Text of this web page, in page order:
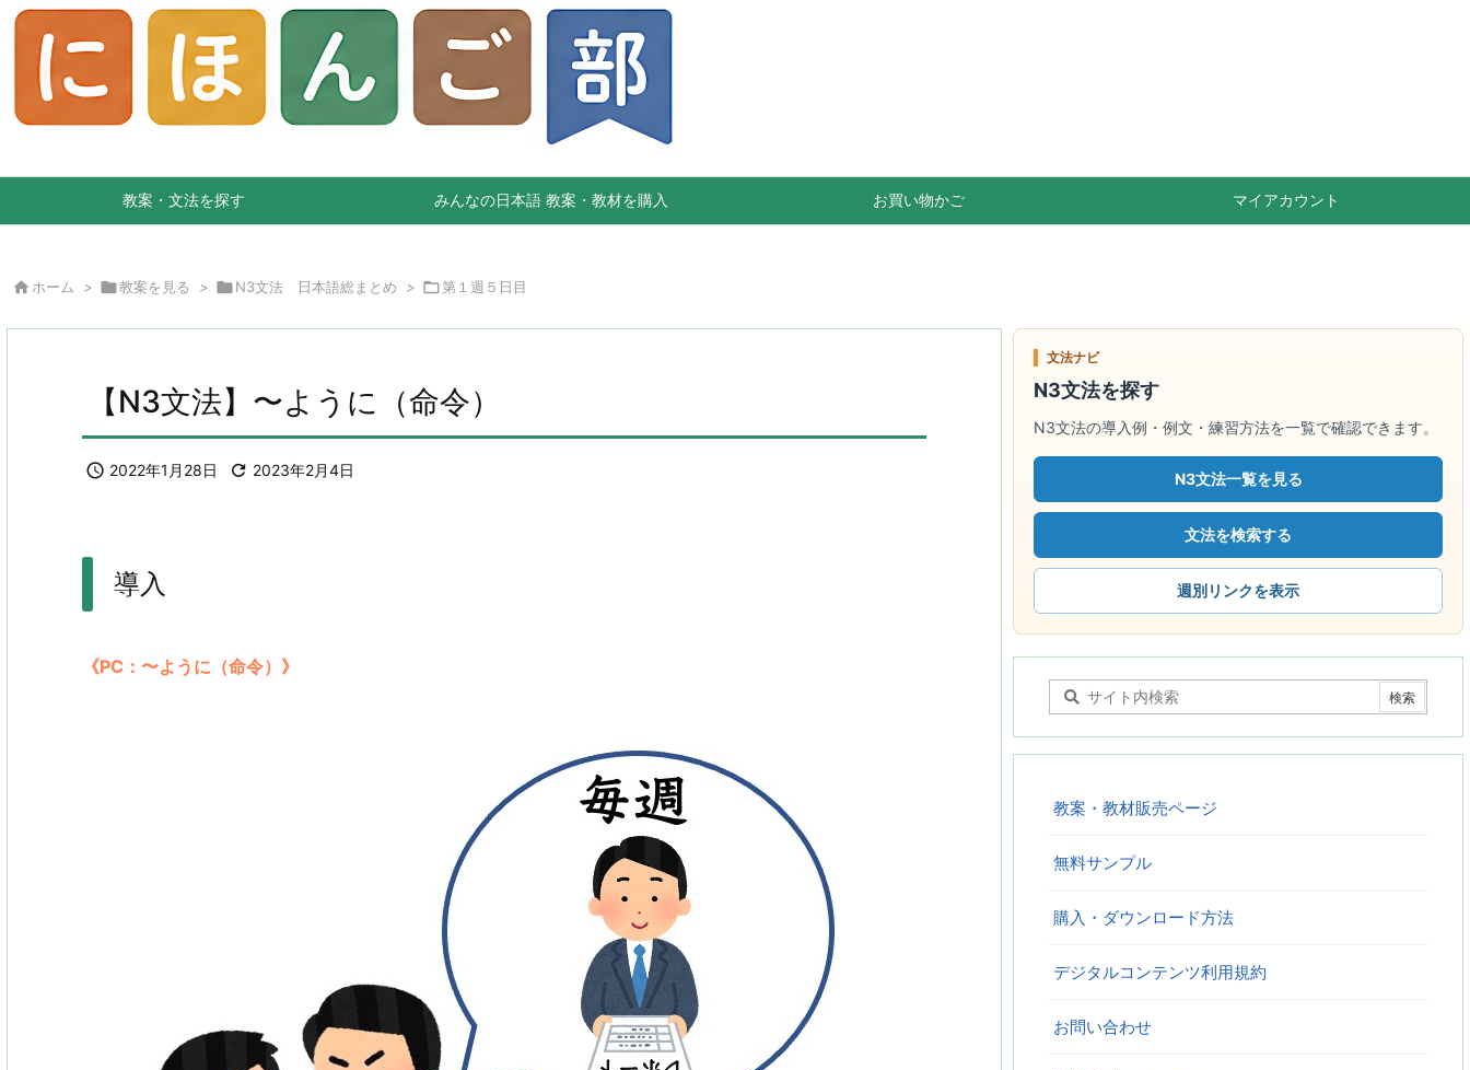
教案・文法を探す みんなの日本語 教案・教材を購入 お買い物かご マイアカウント
 ホーム > 教案を見る > N3文法 日本語総まとめ > 第１週５日目
【N3文法】〜ように（命令）
 2022年1月28日  2023年2月4日
導入
《PC：〜ように（命令）》
文法ナビ
N3文法を探す
N3文法の導入例・例文・練習方法を一覧で確認できます。
N3文法一覧を見る
文法を検索する
週別リンクを表示
教案・教材販売ページ
無料サンプル
購入・ダウンロード方法
デジタルコンテンツ利用規約
お問い合わせ